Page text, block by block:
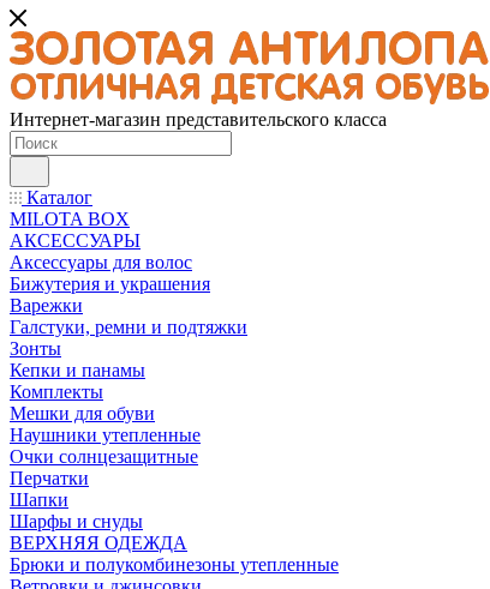
Интернет-магазин представительского класса
Каталог
MILOTA BOX
АКСЕССУАРЫ
Аксессуары для волос
Бижутерия и украшения
Варежки
Галстуки, ремни и подтяжки
Зонты
Кепки и панамы
Комплекты
Мешки для обуви
Наушники утепленные
Очки солнцезащитные
Перчатки
Шапки
Шарфы и снуды
ВЕРХНЯЯ ОДЕЖДА
Брюки и полукомбинезоны утепленные